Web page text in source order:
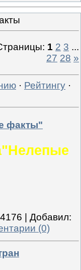
: 1 2 3 ...
27 28 »
· Рейтингу ·
факты"
4176
Добавил:
(0)